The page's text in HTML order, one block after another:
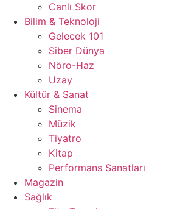
Canlı Skor
Bilim & Teknoloji
Gelecek 101
Siber Dünya
Nöro-Haz
Uzay
Kültür & Sanat
Sinema
Müzik
Tiyatro
Kitap
Performans Sanatları
Magazin
Sağlık